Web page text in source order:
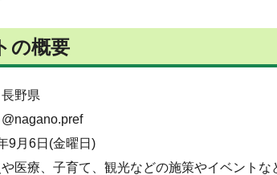
の概要
野県
9月6日(金曜日)
医療、子育て、観光などの施策やイベントな